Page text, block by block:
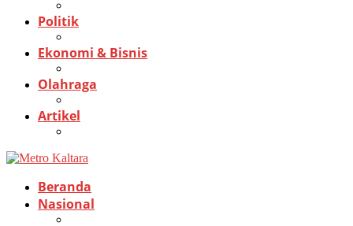
Politik
Ekonomi & Bisnis
Olahraga
Artikel
Beranda
Nasional